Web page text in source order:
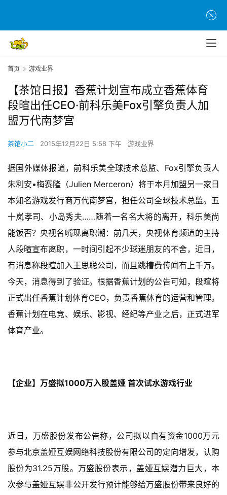
首页 游戏业界
【茶馆日报】香蕉计划宣布成立香蕉体育
段暄出任CEO·前科乐美Fox引擎负责人加
盟万代南梦宫
茶馆小二 2015年12月22日 5:58 下午 游戏业界
据国外媒体报道，前科乐美全球技术总监、Fox引擎负责人
朱利安•梅赛隆（Julien Merceron）将于本月加盟另一家日
本知名游戏发行商万代南梦宫，担任公司全球技术总监。五
十岚孝司、小岛秀夫……随着一名名大将的离开，科乐美尚
能饭否？央视名嘴现离职潮：前几天，央视体育频道的主持
人段暄宣布离职，一时间引起不少球迷朋友的不舍，近日，
有消息称段暄加入王思聪公司，而且跳槽费传闻有上千万。
今天，消息得到了验证。根据香蕉计划的公告可知，段暄将
正式出任香蕉计划体育CEO，负责香蕉体育的运营和管理。
香蕉计划在电竞、娱乐、影视、经纪等产业之后，正式进军
体育产业。
【企业】万盛拟1000万入股盖娅 首次试水游戏行业
近日，万盛股份发布公告称，公司拟以自有资金1000万元
参与北京盖娅互娱网络科技股份有限公司的定向增发，认购
股份为31.25万股。万盛股份表示，盖娅互娱潜力巨大，本
次参与盖娅互娱非公开发行预计能够给万盛股份带来良好的